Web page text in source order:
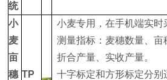
统
小
麦
亩
穗 TP
小麦专用，在手机端实时
测量指标：麦穗数量、亩
折合产量、实收产量。
十字标定和方形标定分